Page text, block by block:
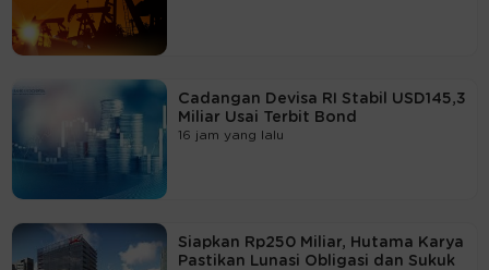
Cadangan Devisa RI Stabil USD145,3
Miliar Usai Terbit Bond
16 jam yang lalu
Siapkan Rp250 Miliar, Hutama Karya
Pastikan Lunasi Obligasi dan Sukuk